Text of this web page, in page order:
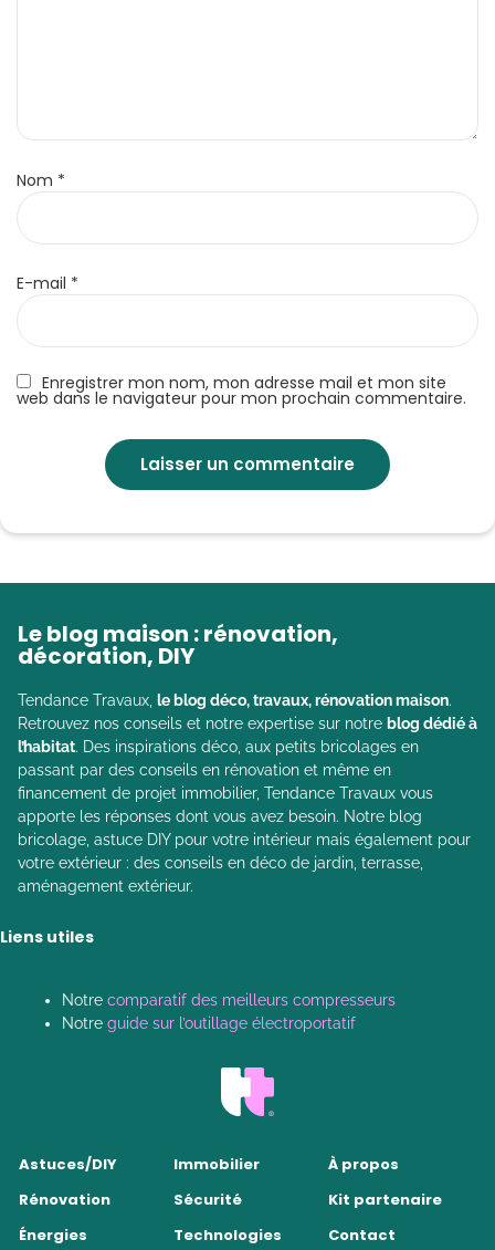
Enregistrer mon nom, mon adresse mail et mon site
web dans le navigateur pour mon prochain commentaire.
Nom *
E-mail *
Le blog maison : rénovation,
décoration, DIY
Tendance Travaux, le blog déco, travaux, rénovation maison.
Retrouvez nos conseils et notre expertise sur notre blog dédié à
l’habitat. Des inspirations déco, aux petits bricolages en
passant par des conseils en rénovation et même en
financement de projet immobilier, Tendance Travaux vous
apporte les réponses dont vous avez besoin. Notre blog
bricolage, astuce DIY pour votre intérieur mais également pour
votre extérieur : des conseils en déco de jardin, terrasse,
aménagement extérieur.
Liens utiles
Notre comparatif des meilleurs compresseurs
Notre guide sur l’outillage électroportatif
Astuces/DIY
Rénovation
Énergies
Immobilier
Sécurité
Technologies
À propos
Kit partenaire
Contact